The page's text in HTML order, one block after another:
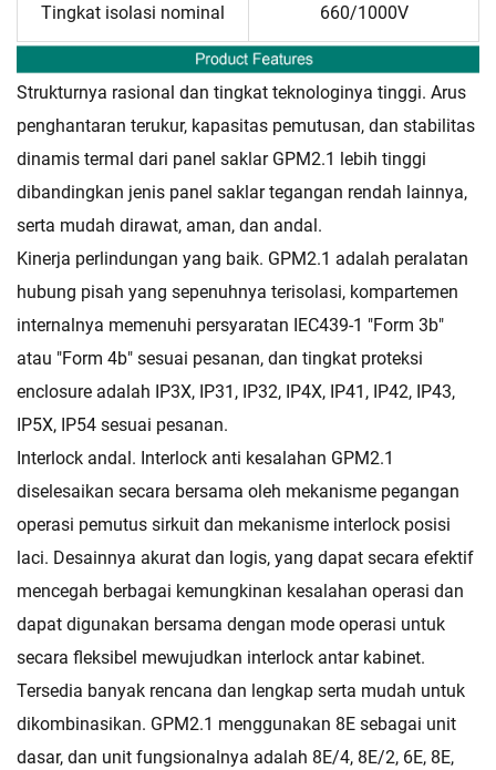
Tingkat isolasi nominal 660/1000V
Strukturnya rasional dan tingkat teknologinya tinggi. Arus
penghantaran terukur, kapasitas pemutusan, dan stabilitas
dinamis termal dari panel saklar GPM2.1 lebih tinggi
dibandingkan jenis panel saklar tegangan rendah lainnya,
serta mudah dirawat, aman, dan andal.
Kinerja perlindungan yang baik. GPM2.1 adalah peralatan
hubung pisah yang sepenuhnya terisolasi, kompartemen
internalnya memenuhi persyaratan IEC439-1 "Form 3b"
atau "Form 4b" sesuai pesanan, dan tingkat proteksi
enclosure adalah IP3X, IP31, IP32, IP4X, IP41, IP42, IP43,
IP5X, IP54 sesuai pesanan.
Interlock andal. Interlock anti kesalahan GPM2.1
diselesaikan secara bersama oleh mekanisme pegangan
operasi pemutus sirkuit dan mekanisme interlock posisi
laci. Desainnya akurat dan logis, yang dapat secara efektif
mencegah berbagai kemungkinan kesalahan operasi dan
dapat digunakan bersama dengan mode operasi untuk
secara fleksibel mewujudkan interlock antar kabinet.
Tersedia banyak rencana dan lengkap serta mudah untuk
dikombinasikan. GPM2.1 menggunakan 8E sebagai unit
dasar, dan unit fungsionalnya adalah 8E/4, 8E/2, 6E, 8E,